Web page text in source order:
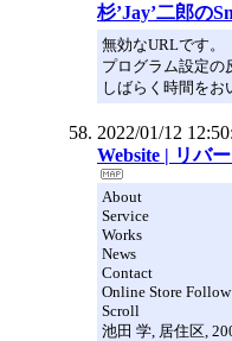
杉’Jay’二郎の
無効なURLです。
プログラム設定の
しばらく時間をお
2022/01/12
Website | リバ
About
Service
Works
News
Contact
Online Store Follow
Scroll
池田 学, 居住区,